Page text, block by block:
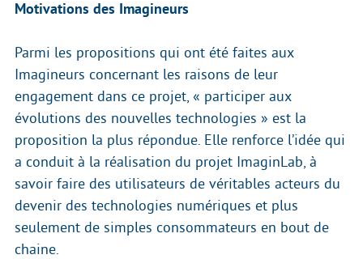
Motivations des Imagineurs
Parmi les propositions qui ont été faites aux
Imagineurs concernant les raisons de leur
engagement dans ce projet, « participer aux
évolutions des nouvelles technologies » est la
proposition la plus répondue. Elle renforce l’idée qui
a conduit à la réalisation du projet ImaginLab, à
savoir faire des utilisateurs de véritables acteurs du
devenir des technologies numériques et plus
seulement de simples consommateurs en bout de
chaine.